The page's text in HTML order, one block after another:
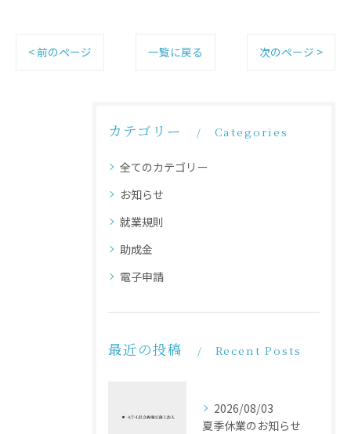
< 前のページ 一覧に戻る 次のページ >
カテゴリー Categories
全てのカテゴリー
お知らせ
就業規則
助成金
電子申請
最近の投稿 Recent Posts
2026/08/03
夏季休業のお知らせ